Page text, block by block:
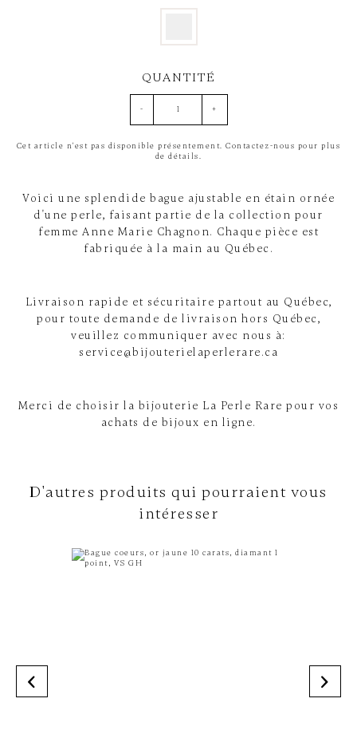
QUANTITÉ
- +
Cet article n'est pas disponible présentement. Contactez-nous pour plus
de détails.
Voici une splendide bague ajustable en étain ornée
d'une perle, faisant partie de la collection pour
femme Anne Marie Chagnon. Chaque pièce est
fabriquée à la main au Québec.
Livraison rapide et sécuritaire partout au Québec,
pour toute demande de livraison hors Québec,
veuillez communiquer avec nous à:
service@bijouterielaperlerare.ca
Merci de choisir la bijouterie La Perle Rare pour vos
achats de bijoux en ligne.
D'autres produits qui pourraient vous
intéresser